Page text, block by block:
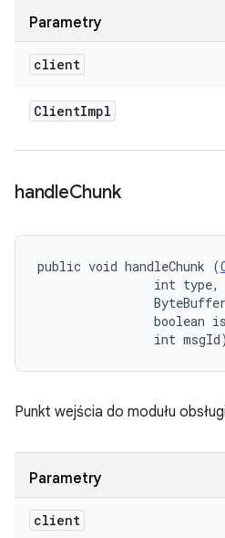
Parametry
client
ClientImpl
handleChunk
public void handleChunk (
                int type,
boolean
                int msgId)
Punkt wejścia do modułu
Parametry
client